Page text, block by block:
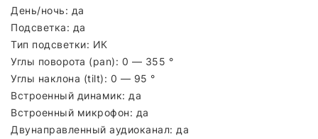
День/ночь: да
Подсветка: да
Тип подсветки: ИК
Углы поворота (pan): 0 — 355 °
Углы наклона (tilt): 0 — 95 °
Встроенный динамик: да
Встроенный микрофон: да
Двунаправленный аудиоканал: да